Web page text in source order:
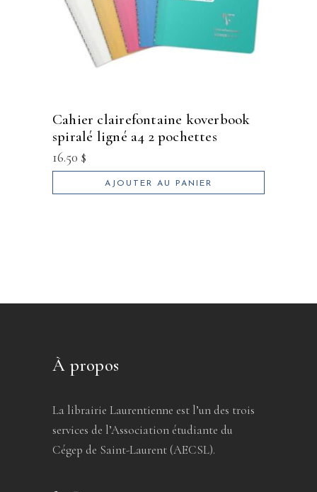
cahier clairefontaine koverbook
spiralé ligné a4 2 pochettes
16.50 $
AJOUTER AU PANIER
À propos
La librairie Laurentienne est l’un des trois
services de l’Association étudiante du
Cégep de Saint-Laurent (AECSL).